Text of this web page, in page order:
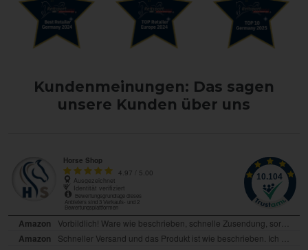
Kundenmeinungen: Das sagen
unsere Kunden über uns